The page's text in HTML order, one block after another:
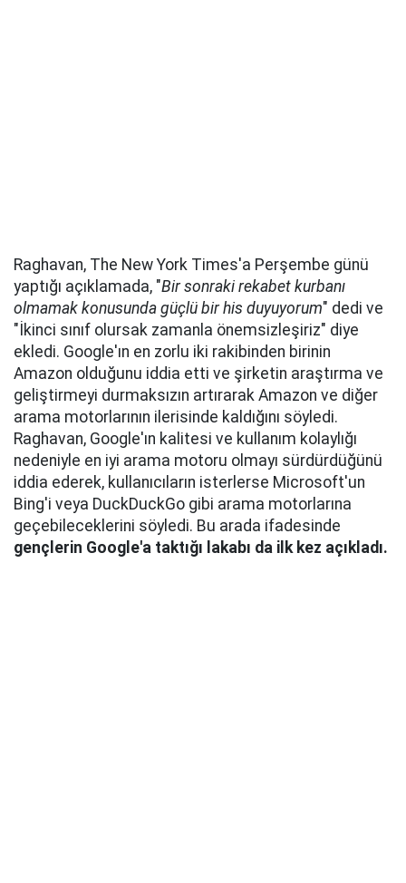
Raghavan, The New York Times'a Perşembe günü
yaptığı açıklamada, "Bir sonraki rekabet kurbanı
olmamak konusunda güçlü bir his duyuyorum" dedi ve
"İkinci sınıf olursak zamanla önemsizleşiriz" diye
ekledi. Google'ın en zorlu iki rakibinden birinin
Amazon olduğunu iddia etti ve şirketin araştırma ve
geliştirmeyi durmaksızın artırarak Amazon ve diğer
arama motorlarının ilerisinde kaldığını söyledi.
Raghavan, Google'ın kalitesi ve kullanım kolaylığı
nedeniyle en iyi arama motoru olmayı sürdürdüğünü
iddia ederek, kullanıcıların isterlerse Microsoft'un
Bing'i veya DuckDuckGo gibi arama motorlarına
geçebileceklerini söyledi. Bu arada ifadesinde
gençlerin Google'a taktığı lakabı da ilk kez açıkladı.